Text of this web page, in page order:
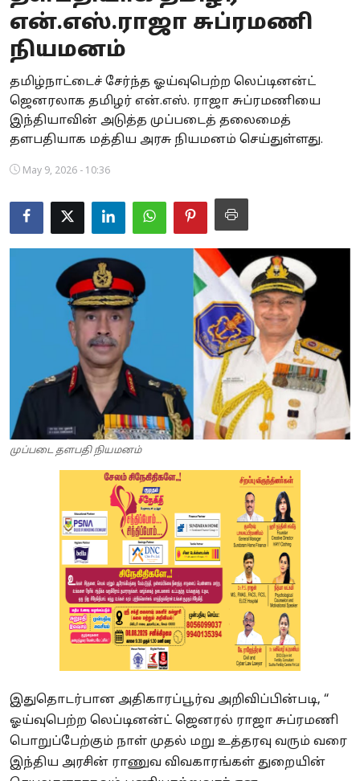
Business
Crime
Tamilnadu
National
World
Astrology
Spirituality
Weather
என்.எஸ்.ராஜா சுப்ரமணி
நியமனம்
தமிழ்நாட்டைச் சேர்ந்த ஓய்வுபெற்ற லெப்டினன்ட்
ஜெனரலாக தமிழர் என்.எஸ். ராஜா சுப்ரமணியை
இந்தியாவின் அடுத்த முப்படைத் தலைமைத்
தளபதியாக மத்திய அரசு நியமனம் செய்துள்ளது.
May 9, 2026 - 10:36
முப்படை தளபதி நியமனம்
இதுதொடர்பான அதிகாரப்பூர்வ அறிவிப்பின்படி, “
ஓய்வுபெற்ற லெப்டினன்ட் ஜெனரல் ராஜா சுப்ரமணி
பொறுப்பேற்கும் நாள் முதல் மறு உத்தரவு வரும் வரை
இந்திய அரசின் ராணுவ விவகாரங்கள் துறையின்